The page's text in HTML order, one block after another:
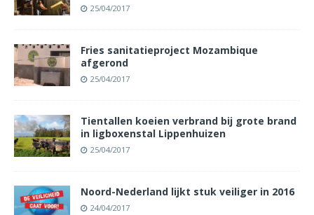
25/04/2017
Fries sanitatieproject Mozambique
afgerond
25/04/2017
Tientallen koeien verbrand bij grote brand
in ligboxenstal Lippenhuizen
25/04/2017
Noord-Nederland lijkt stuk veiliger in 2016
24/04/2017